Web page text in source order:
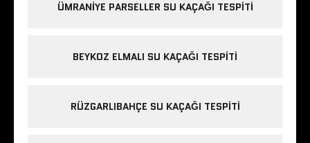
ÜMRANIYE PARSELLER SU KAÇAĞI TESPITI
BEYKOZ ELMALI SU KAÇAĞI TESPITI
RÜZGARLIBAHÇE SU KAÇAĞI TESPITI